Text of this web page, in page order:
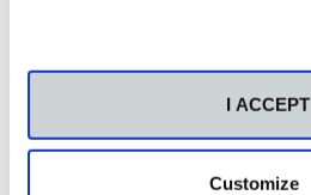
I ACCEPT
Customize